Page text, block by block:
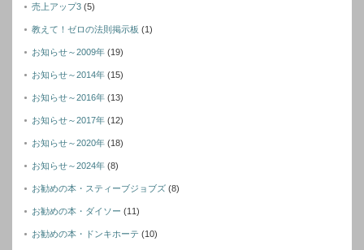
売上アップ3 (5)
教えて！ゼロの法則掲示板 (1)
お知らせ～2009年 (19)
お知らせ～2014年 (15)
お知らせ～2016年 (13)
お知らせ～2017年 (12)
お知らせ～2020年 (18)
お知らせ～2024年 (8)
お勧めの本・スティーブジョブズ (8)
お勧めの本・ダイソー (11)
お勧めの本・ドンキホーテ (10)